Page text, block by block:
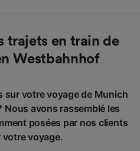
trajets en train de
Westbahnhof
sur votre voyage de Munich
Nous avons rassemblé les
posées par nos clients
votre voyage.